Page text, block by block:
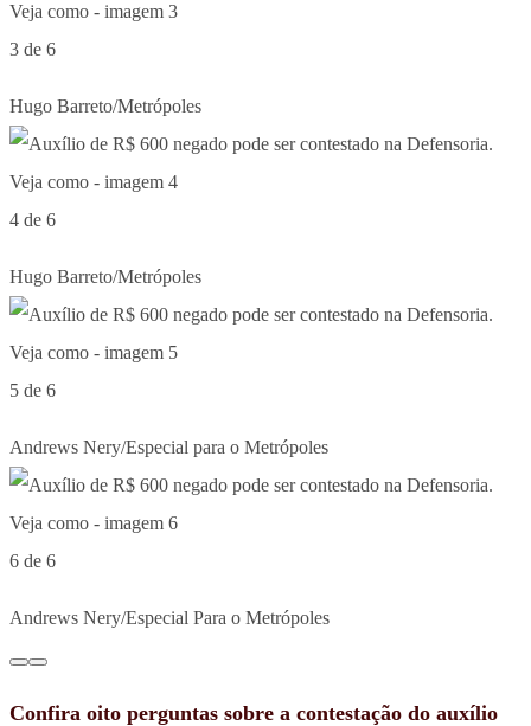
3 de 6
Hugo Barreto/Metrópoles
4 de 6
Hugo Barreto/Metrópoles
5 de 6
Andrews Nery/Especial para o Metrópoles
6 de 6
Andrews Nery/Especial Para o Metrópoles
Confira oito perguntas sobre a contestação do auxílio